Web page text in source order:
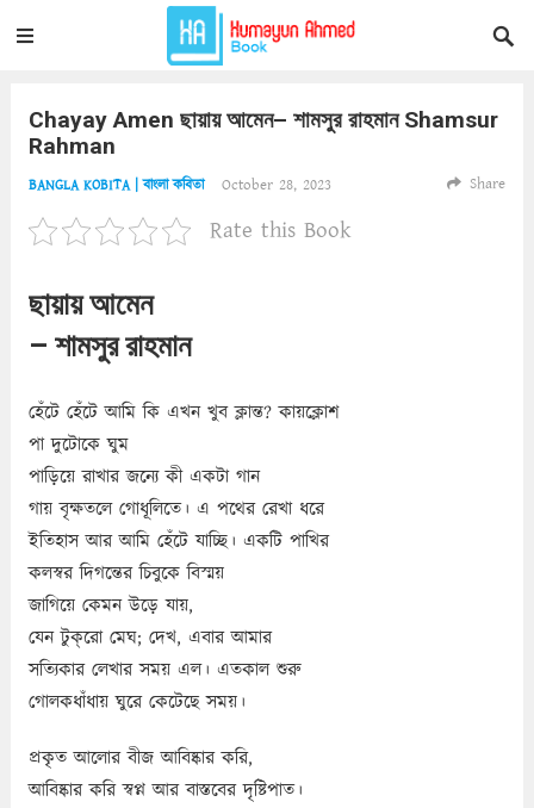
Chayay Amen ছায়ায় আমেন– শামসুর রাহমান Shamsur
Rahman
BANGLA KOBITA | বাংলা কবিতা October 28, 2023 Share
Rate this Book
ছায়ায় আমেন
– শামসুর রাহমান
হেঁটে হেঁটে আমি কি এখন খুব ক্লান্ত? কায়ক্লোশ
পা দুটোকে ঘুম
পাড়িয়ে রাখার জন্যে কী একটা গান
গায় বৃক্ষতলে গোধূলিতে। এ পথের রেখা ধরে
ইতিহাস আর আমি হেঁটে যাচ্ছি। একটি পাখির
কলস্বর দিগন্তের চিবুকে বিস্ময়
জাগিয়ে কেমন উড়ে যায়,
যেন টুক্‌রো মেঘ; দেখ, এবার আমার
সত্যিকার লেখার সময় এল। এতকাল শুরু
গোলকধাঁধায় ঘুরে কেটেছে সময়।
প্রকৃত আলোর বীজ আবিষ্কার করি,
আবিষ্কার করি স্বপ্ন আর বাস্তবের দৃষ্টিপাত।